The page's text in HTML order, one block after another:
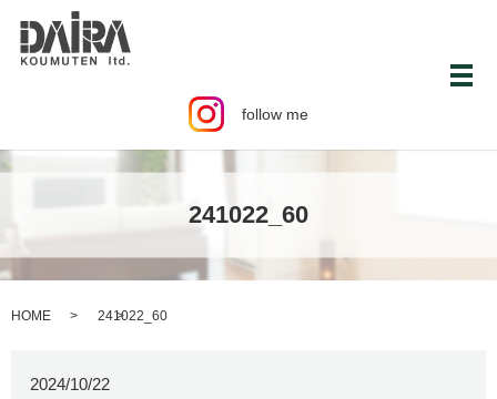
follow me
メ
241022_60
HOME 241022_60
2024/10/22